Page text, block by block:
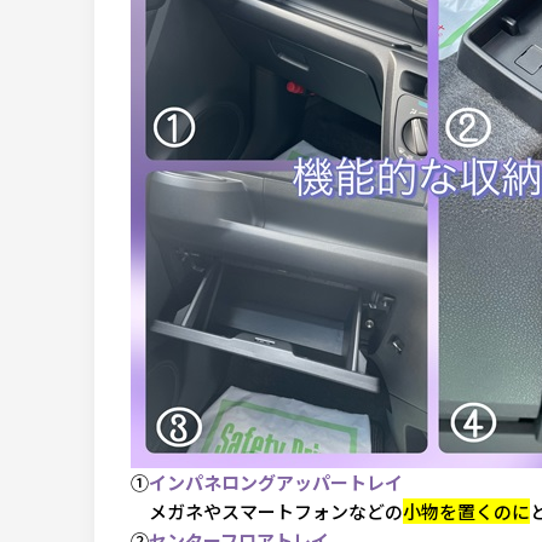
①インパネロングアッパートレイ
メガネやスマートフォンなどの小物を置くのに